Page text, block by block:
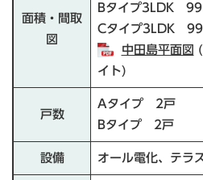
面積・間取
図
Bタイプ3LDK
Cタイプ3LDK
中田島平面図
イト)
戸数
Aタイプ 2戸
Bタイプ 2戸
設備 オール電化、テラ